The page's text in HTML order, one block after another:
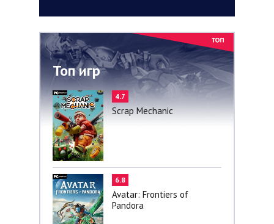
Топ игр
4.7
Scrap Mechanic
6.8
Avatar: Frontiers of
Pandora